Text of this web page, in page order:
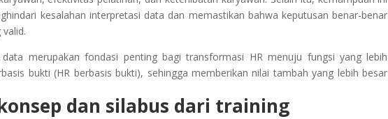
kesalahan interpretasi data dan memastikan bahwa keputusan benar-benar
merupakan fondasi penting bagi transformasi HR menuju fungsi yang lebih
bukti (HR berbasis bukti), sehingga memberikan nilai tambah yang lebih besar
dan silabus dari training